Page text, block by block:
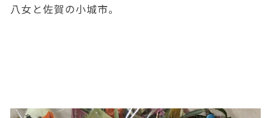
八女と佐賀の小城市。